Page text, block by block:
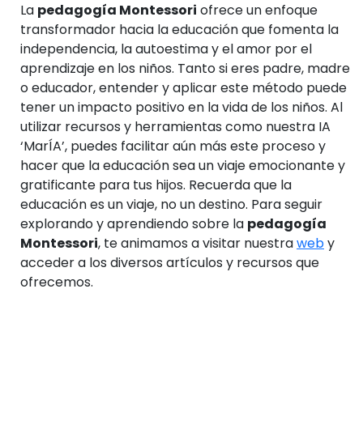
La pedagogía Montessori ofrece un enfoque
transformador hacia la educación que fomenta la
independencia, la autoestima y el amor por el
aprendizaje en los niños. Tanto si eres padre, madre
o educador, entender y aplicar este método puede
tener un impacto positivo en la vida de los niños. Al
utilizar recursos y herramientas como nuestra IA
‘MarÍA’, puedes facilitar aún más este proceso y
hacer que la educación sea un viaje emocionante y
gratificante para tus hijos. Recuerda que la
educación es un viaje, no un destino. Para seguir
explorando y aprendiendo sobre la pedagogía
Montessori, te animamos a visitar nuestraweby
acceder a los diversos artículos y recursos que
ofrecemos.